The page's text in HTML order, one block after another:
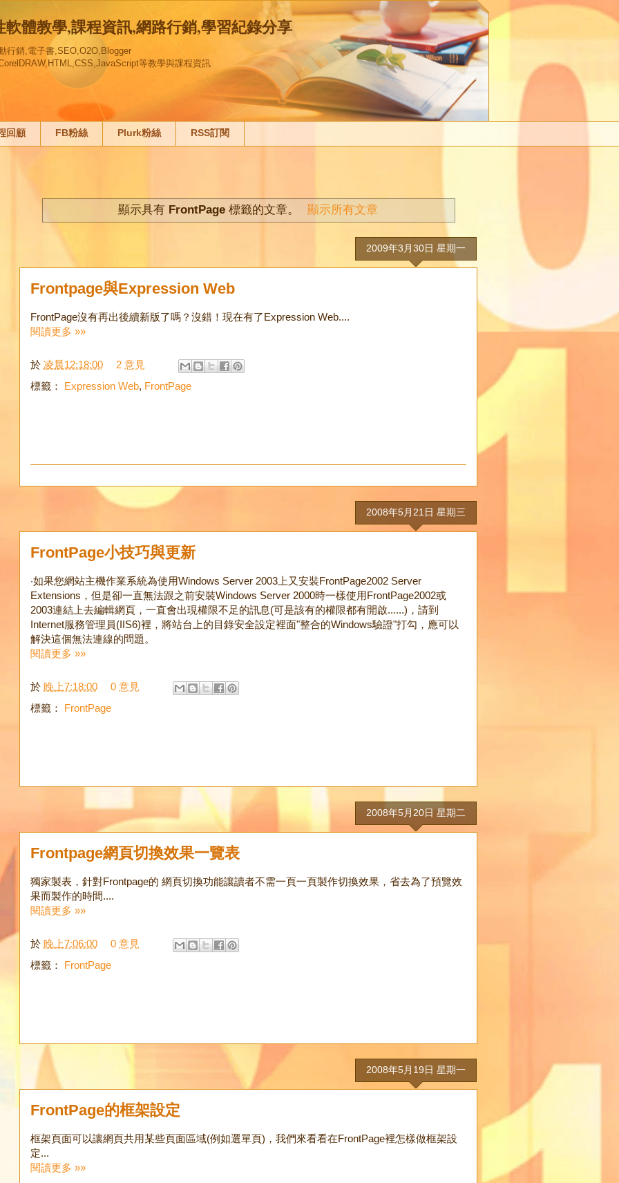
體教學,課程資訊,網路行銷,學習紀錄分享
行銷,電子書,SEO,O2O,Blogger
等教學與課程資訊
回顧 FB粉絲 Plurk粉絲 RSS訂閱
顯示具有 FrontPage 標籤的文章。 顯示所有文章
2009年3月30日 星期一
Frontpage與Expression Web
FrontPage沒有再出後續新版了嗎？沒錯！現在有了Expression Web....
閱讀更多 »»
於 凌晨12:18:00
2 意見
標籤： Expression Web, FrontPage
2008年5月21日 星期三
FrontPage小技巧與更新
‧如果您網站主機作業系統為使用Windows Server 2003上又安裝FrontPage2002 Server
Extensions，但是卻一直無法跟之前安裝Windows Server 2000時一樣使用FrontPage2002或
2003連結上去編輯網頁，一直會出現權限不足的訊息(可是該有的權限都有開啟......)，請到
Internet服務管理員(IIS6)裡，將站台上的目錄安全設定裡面"整合的Windows驗證"打勾，應可以
解決這個無法連線的問題。
閱讀更多 »»
於 晚上7:18:00
0 意見
標籤： FrontPage
2008年5月20日 星期二
Frontpage網頁切換效果一覽表
獨家製表，針對Frontpage的 網頁切換功能讓讀者不需一頁一頁製作切換效果，省去為了預覽效
果而製作的時間....
閱讀更多 »»
於 晚上7:06:00
0 意見
標籤： FrontPage
2008年5月19日 星期一
FrontPage的框架設定
框架頁面可以讓網頁共用某些頁面區域(例如選單頁)，我們來看看在FrontPage裡怎樣做框架設
定...
閱讀更多 »»